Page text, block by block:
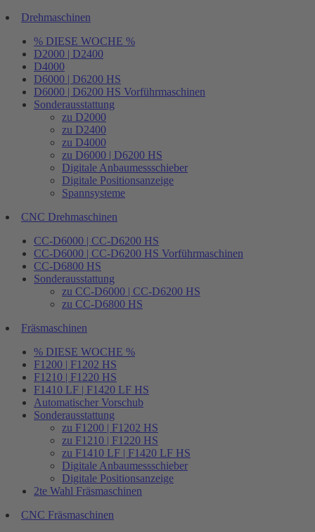
Drehmaschinen
% DIESE WOCHE %
D2000 | D2400
D4000
D6000 | D6200 HS
D6000 | D6200 HS Vorführmaschinen
Sonderausstattung
zu D2000
zu D2400
zu D4000
zu D6000 | D6200 HS
Digitale Anbaumessschieber
Digitale Positionsanzeige
Spannsysteme
CNC Drehmaschinen
CC-D6000 | CC-D6200 HS
CC-D6000 | CC-D6200 HS Vorführmaschinen
CC-D6800 HS
Sonderausstattung
zu CC-D6000 | CC-D6200 HS
zu CC-D6800 HS
Fräsmaschinen
% DIESE WOCHE %
F1200 | F1202 HS
F1210 | F1220 HS
F1410 LF | F1420 LF HS
Automatischer Vorschub
Sonderausstattung
zu F1200 | F1202 HS
zu F1210 | F1220 HS
zu F1410 LF | F1420 LF HS
Digitale Anbaumessschieber
Digitale Positionsanzeige
2te Wahl Fräsmaschinen
CNC Fräsmaschinen